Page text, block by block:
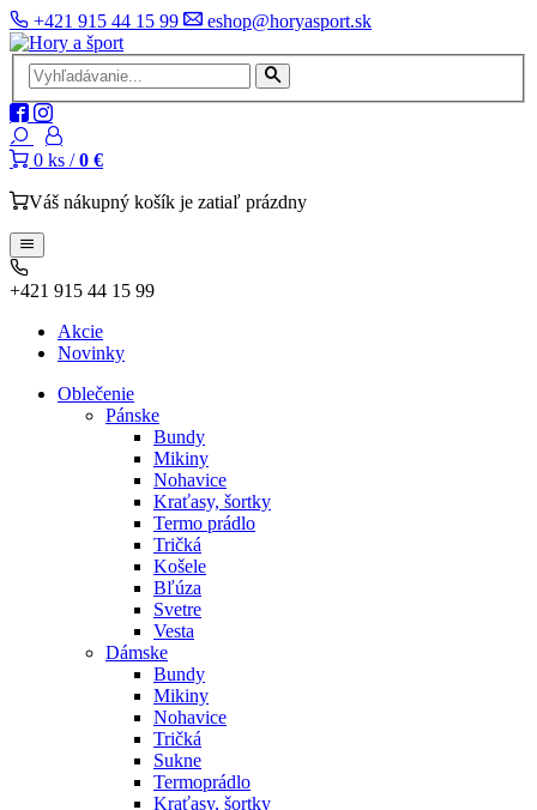
+421 915 44 15 99 eshop@horyasport.sk
0 ks / 0 €
Váš nákupný košík je zatiaľ prázdny
+421 915 44 15 99
Akcie
Novinky
Oblečenie
Pánske
Bundy
Mikiny
Nohavice
Kraťasy, šortky
Termo prádlo
Tričká
Košele
Bľúza
Svetre
Vesta
Dámske
Bundy
Mikiny
Nohavice
Tričká
Sukne
Termoprádlo
Kraťasy, šortky